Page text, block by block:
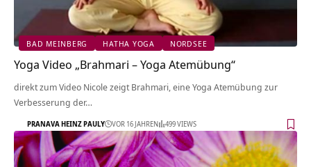
BAD MEINBERG HATHA YOGA NORDSEE
Yoga Video „Brahmari – Yoga Atemübung“
direkt zum Video Nicole zeigt Brahmari, eine Yoga Atemübung zur
Verbesserung der…
PRANAVA HEINZ PAULY VOR 16 JAHREN 499 VIEWS